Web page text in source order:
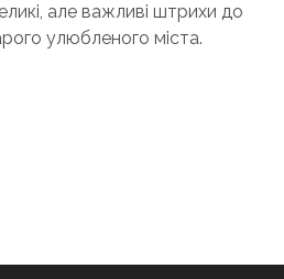
але важливі штрихи до
улюбленого міста.